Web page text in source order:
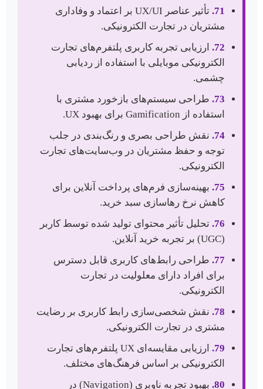
71.
تأثیر عناصر UX/UI بر اعتماد و وفاداری
مشتریان در تجارت الکترونیکی.
72.
ارزیابی تجربه کاربری پلتفرم‌های تجارت
الکترونیکی موبایلی با استفاده از ردیابی
چشمی.
73. طراحی سیستم‌های بازخورد مشتری با
استفاده از Gamification برای بهبود UX.
74. نقش طراحی بصری و رنگ‌بندی در جلب
توجه و حفظ مشتریان در وب‌سایت‌های تجارت
الکترونیکی.
75. بهینه‌سازی فرم‌های پرداخت آنلاین برای
کاهش نرخ رهاسازی سبد خرید.
76. تحلیل تأثیر محتوای تولید شده توسط کاربر
(UGC) بر تجربه خرید آنلاین.
77. طراحی رابط‌های کاربری قابل دسترس
برای افراد دارای معلولیت در تجارت
الکترونیکی.
78. نقش شخصی‌سازی رابط کاربری بر رضایت
مشتری در تجارت الکترونیکی.
79.
ارزیابی مقایسه‌ای UX پلتفرم‌های تجارت
الکترونیکی بر اساس فرهنگ‌های مختلف.
80.
بهبود تجربه ناوبری (Navigation) در